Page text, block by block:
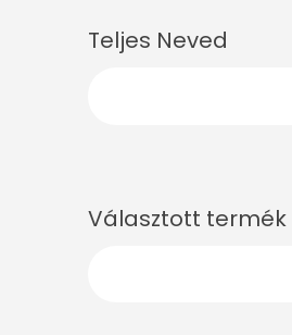
Teljes Neved
Választott termék